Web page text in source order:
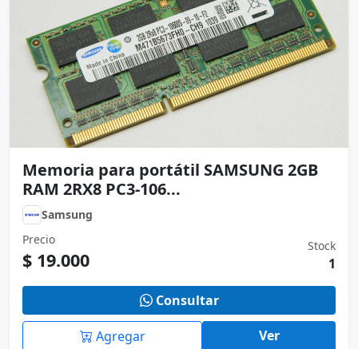
Memoria para portátil SAMSUNG 2GB
RAM 2RX8 PC3-106...
Samsung
Precio
$ 19.000
Consultar
COMPARTIR
Bajo stock
Usado